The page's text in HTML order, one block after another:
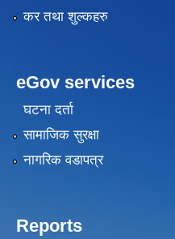
कर तथा शुल्कहरु
eGov services
घटना दर्ता
सामाजिक सुरक्षा
नागरिक वडापत्र
Reports